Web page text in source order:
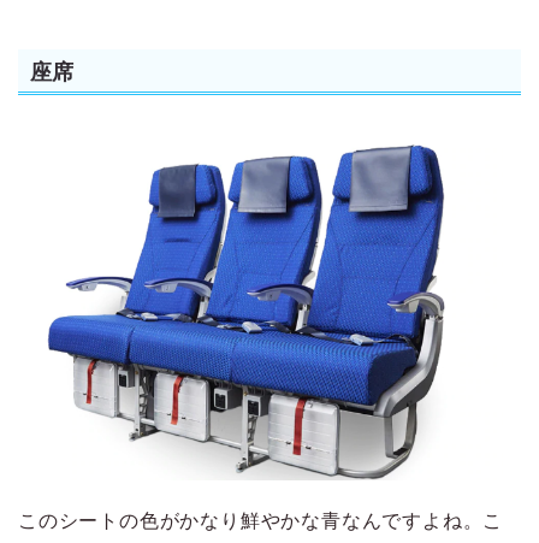
座席
このシートの色がかなり鮮やかな青なんですよね。こ